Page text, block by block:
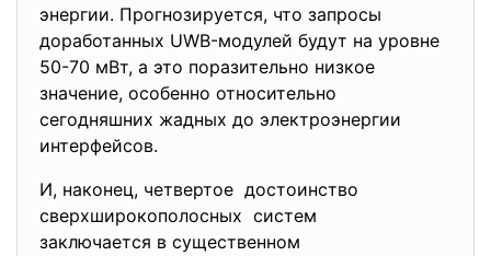
энергии. Прогнозируется, что запросы
доработанных UWB-модулей будут на уровне
50-70 мВт, а это поразительно низкое
значение, особенно относительно
сегодняшних жадных до электроэнергии
интерфейсов.
И, наконец, четвертое достоинство
сверхширокополосных систем
заключается в существенном